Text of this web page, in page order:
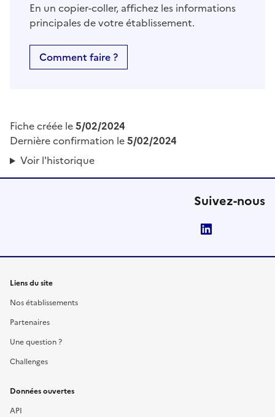
En un copier-coller, affichez les informations
principales de votre établissement.
Comment faire ?
Fiche créée le5/02/2024
Dernière confirmation le5/02/2024
Voir l'historique
Suivez-nous
Liens du site
Nos établissements
Partenaires
Une question ?
Challenges
Données ouvertes
API